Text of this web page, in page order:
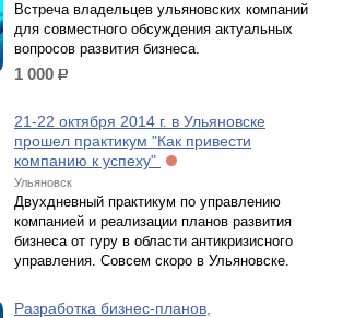
Встреча владельцев ульяновских компаний
для совместного обсуждения актуальных
вопросов развития бизнеса.
1 000 р.
21-22 октября 2014 г. в Ульяновске
прошел практикум "Как привести
компанию к успеху"
Ульяновск
Двухдневный практикум по управлению
компанией и реализации планов развития
бизнеса от гуру в области антикризисного
управления. Совсем скоро в Ульяновске.
Разработка бизнес-планов,